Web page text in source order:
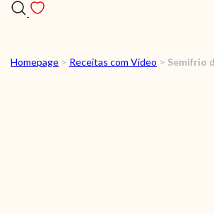
RECEITAS
Homepage > Receitas com Vídeo > Semifrio